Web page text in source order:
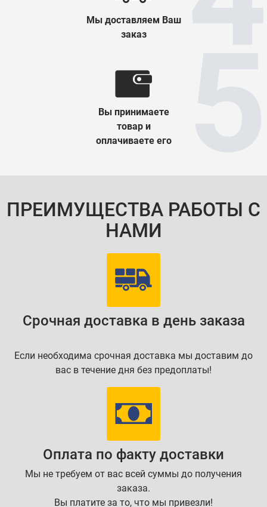
Мы доставляем Ваш
заказ
Вы принимаете
товар и
оплачиваете его
ПРЕИМУЩЕСТВА РАБОТЫ С
НАМИ
Срочная доставка в день заказа
Если необходима срочная доставка мы доставим до
вас в течение дня без предоплаты!
Оплата по факту доставки
Мы не требуем от вас всей суммы до получения
заказа.
Вы платите за то, что мы привезли!